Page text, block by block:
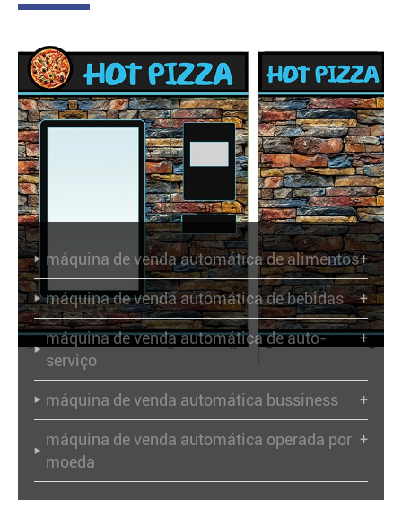
 máquina de venda automática de alimentos+
 máquina de venda automática de bebidas +

máquina de venda automática de auto-
serviço
+
 máquina de venda automática bussiness +

máquina de venda automática operada por
moeda
+